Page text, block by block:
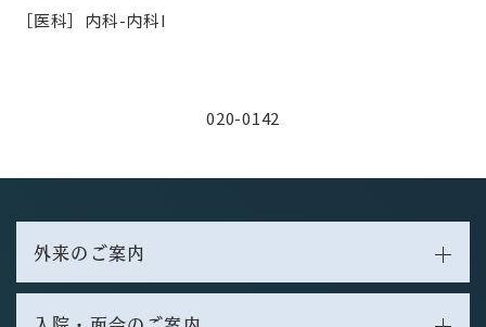
［医科］内科-内科I
020-0142
外来のご案内